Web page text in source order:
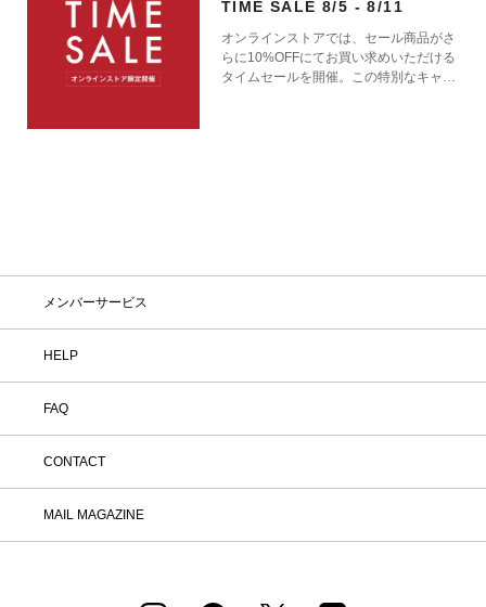
TIME SALE 8/5 - 8/11
オンラインストアでは、セール商品がさ
らに10%OFFにてお買い求めいただける
タイムセールを開催。この特別なキャン
メンバーサービス
HELP
FAQ
CONTACT
MAIL MAGAZINE